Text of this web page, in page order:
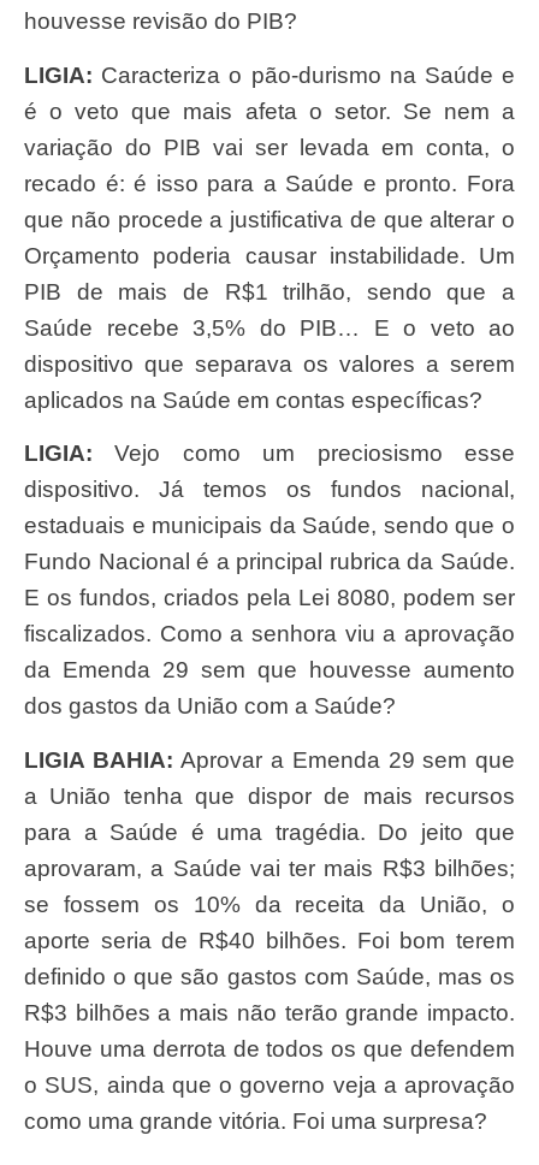
houvesse revisão do PIB?
LIGIA: Caracteriza o pão-durismo na Saúde e
é o veto que mais afeta o setor. Se nem a
variação do PIB vai ser levada em conta, o
recado é: é isso para a Saúde e pronto. Fora
que não procede a justificativa de que alterar o
Orçamento poderia causar instabilidade. Um
PIB de mais de R$1 trilhão, sendo que a
Saúde recebe 3,5% do PIB… E o veto ao
dispositivo que separava os valores a serem
aplicados na Saúde em contas específicas?
LIGIA: Vejo como um preciosismo esse
dispositivo. Já temos os fundos nacional,
estaduais e municipais da Saúde, sendo que o
Fundo Nacional é a principal rubrica da Saúde.
E os fundos, criados pela Lei 8080, podem ser
fiscalizados. Como a senhora viu a aprovação
da Emenda 29 sem que houvesse aumento
dos gastos da União com a Saúde?
LIGIA BAHIA:Aprovar a Emenda 29 sem que
a União tenha que dispor de mais recursos
para a Saúde é uma tragédia. Do jeito que
aprovaram, a Saúde vai ter mais R$3 bilhões;
se fossem os 10% da receita da União, o
aporte seria de R$40 bilhões. Foi bom terem
definido o que são gastos com Saúde, mas os
R$3 bilhões a mais não terão grande impacto.
Houve uma derrota de todos os que defendem
o SUS, ainda que o governo veja a aprovação
como uma grande vitória. Foi uma surpresa?